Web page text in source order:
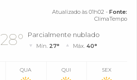
Atualizado às 01h02 - Fonte:
ClimaTempo
28° Parcialmente nublado
Mín. 27° Máx.40°
QUA QUI SEX